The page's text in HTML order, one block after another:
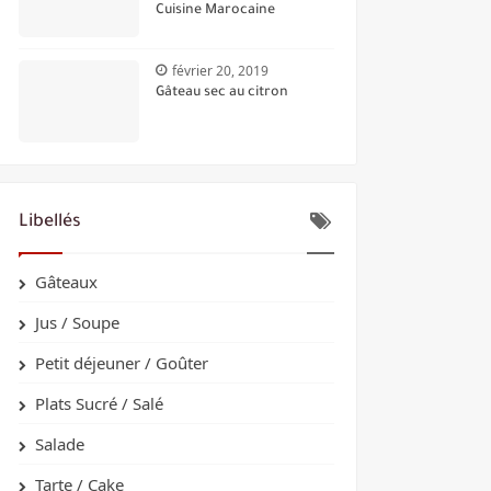
Cuisine Marocaine
février 20, 2019
Gâteau sec au citron
Libellés
Gâteaux
Jus / Soupe
Petit déjeuner / Goûter
Plats Sucré / Salé
Salade
Tarte / Cake